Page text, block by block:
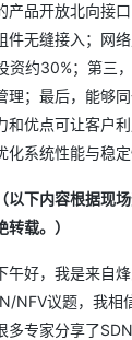
产品开放北向接
件无缝接入；网
资约30%；第三
理；最后，能够
和优点可让客户
系统性能与稳
以下内容根据现
载。）
午好，我是来自
NFV议题，我相
多专家分享了